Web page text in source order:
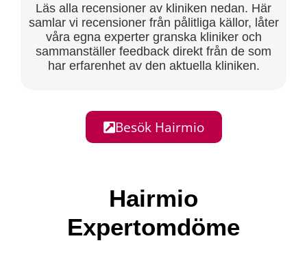
Läs alla recensioner av kliniken nedan. Här
samlar vi recensioner från pålitliga källor, låter
våra egna experter granska kliniker och
sammanställer feedback direkt från de som
har erfarenhet av den aktuella kliniken.
Besök Hairmio
Hairmio
Expertomdöme